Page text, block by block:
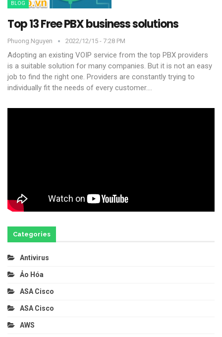
BLOG
Top 13 Free PBX business solutions
Phuong.nguyen 2022/12/15 - 7:28 PM
Adopting an existing VOIP service from the top PBX providers
is a suitable solution for many companies. But it is not an easy
job to find the right one. Providers are constantly trying to
individually fit the needs of every customer.…
Categories
Antivirus
Ảo Hóa
ASA Cisco
ASA Cisco
AWS